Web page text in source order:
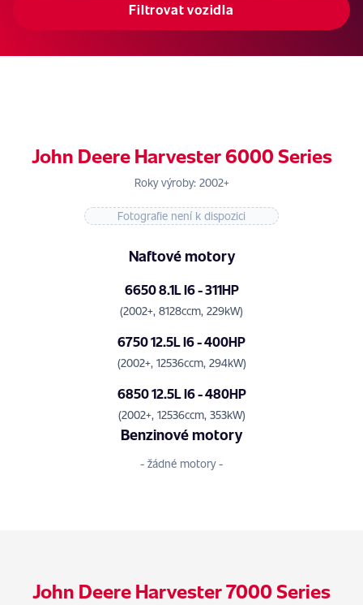
Filtrovat vozidla
John Deere Harvester 6000 Series
Roky výroby: 2002+
Fotografie není k dispozici
Naftové motory
6650 8.1L I6 - 311HP
(2002+, 8128ccm, 229kW)
6750 12.5L I6 - 400HP
(2002+, 12536ccm, 294kW)
6850 12.5L I6 - 480HP
(2002+, 12536ccm, 353kW)
Benzinové motory
- žádné motory -
John Deere Harvester 7000 Series